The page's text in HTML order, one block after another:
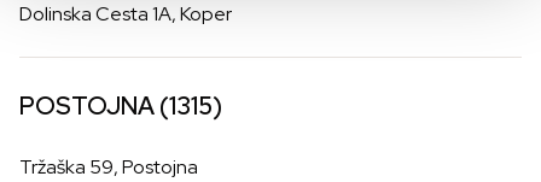
Dolinska Cesta 1A, Koper
POSTOJNA (1315)
Tržaška 59, Postojna